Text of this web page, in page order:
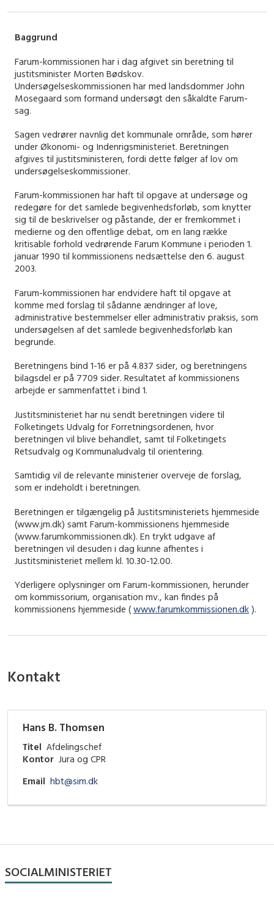
Baggrund
Farum-kommissionen har i dag afgivet sin beretning til
justitsminister Morten Bødskov.
Undersøgelseskommissionen har med landsdommer John
Mosegaard som formand undersøgt den såkaldte Farum-
sag.
Sagen vedrører navnlig det kommunale område, som hører
under Økonomi- og Indenrigsministeriet. Beretningen
afgives til justitsministeren, fordi dette følger af lov om
undersøgelseskommissioner.
Farum-kommissionen har haft til opgave at undersøge og
redegøre for det samlede begivenhedsforløb, som knytter
sig til de beskrivelser og påstande, der er fremkommet i
medierne og den offentlige debat, om en lang række
kritisable forhold vedrørende Farum Kommune i perioden 1.
januar 1990 til kommissionens nedsættelse den 6. august
2003.
Farum-kommissionen har endvidere haft til opgave at
komme med forslag til sådanne ændringer af love,
administrative bestemmelser eller administrativ praksis, som
undersøgelsen af det samlede begivenhedsforløb kan
begrunde.
Beretningens bind 1-16 er på 4.837 sider, og beretningens
bilagsdel er på 7709 sider. Resultatet af kommissionens
arbejde er sammenfattet i bind 1.
Justitsministeriet har nu sendt beretningen videre til
Folketingets Udvalg for Forretningsordenen, hvor
beretningen vil blive behandlet, samt til Folketingets
Retsudvalg og Kommunaludvalg til orientering.
Samtidig vil de relevante ministerier overveje de forslag,
som er indeholdt i beretningen.
Beretningen er tilgængelig på Justitsministeriets hjemmeside
(www.jm.dk) samt Farum-kommissionens hjemmeside
(www.farumkommissionen.dk). En trykt udgave af
beretningen vil desuden i dag kunne afhentes i
Justitsministeriet mellem kl. 10.30-12.00.
Yderligere oplysninger om Farum-kommissionen, herunder
om kommissorium, organisation mv., kan findes på
kommissionens hjemmeside (www.farumkommissionen.dk ).
Kontakt
Hans B. Thomsen
Titel Afdelingschef
Kontor Jura og CPR
Email hbt@sim.dk
SOCIALMINISTERIET